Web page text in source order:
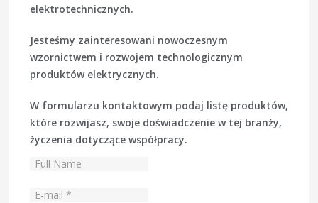
elektrotechnicznych.
Jesteśmy zainteresowani nowoczesnym
wzornictwem i rozwojem technologicznym
produktów elektrycznych.
W formularzu kontaktowym podaj listę produktów,
które rozwijasz, swoje doświadczenie w tej branży,
życzenia dotyczące współpracy.